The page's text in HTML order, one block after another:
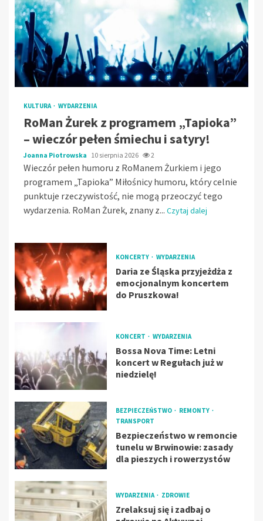
KULTURA WYDARZENIA
RoMan Żurek z programem „Tapioka”
– wieczór pełen śmiechu i satyry!
Joanna Piotrowska 10 sierpnia 2026 2
Wieczór pełen humoru z RoManem Żurkiem i jego
programem „Tapioka” Miłośnicy humoru, który celnie
punktuje rzeczywistość, nie mogą przeoczyć tego
wydarzenia. RoMan Żurek, znany z... Czytaj dalej
KONCERTY WYDARZENIA
Daria ze Śląska przyjeżdża z
emocjonalnym koncertem
do Pruszkowa!
KONCERT WYDARZENIA
Bossa Nova Time: Letni
koncert w Regułach już w
niedzielę!
BEZPIECZEŃSTWO
REMONTY
TRANSPORT
Bezpieczeństwo w remoncie
tunelu w Brwinowie: zasady
dla pieszych i rowerzystów
WYDARZENIA ZDROWIE
Zrelaksuj się i zadbaj o